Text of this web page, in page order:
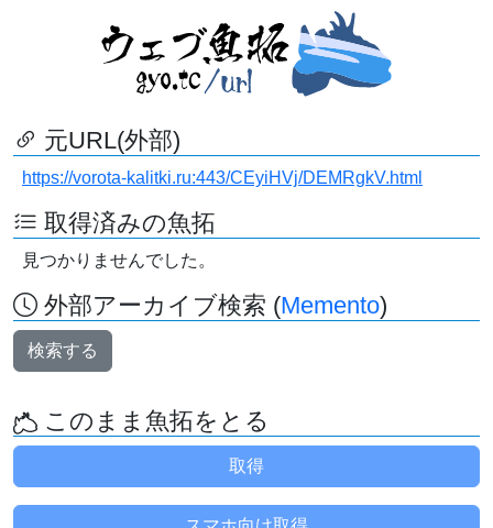
元URL(外部)
https://vorota-kalitki.ru:443/CEyiHVj/DEMRgkV.html
取得済みの魚拓
見つかりませんでした。
外部アーカイブ検索 (Memento)
検索する
このまま魚拓をとる